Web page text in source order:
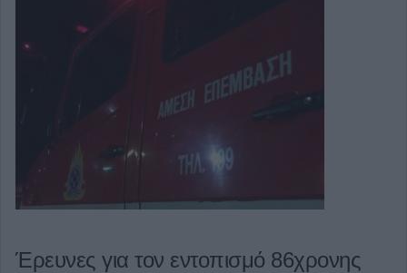
Έρευνες για τον εντοπισμό 86χρονης